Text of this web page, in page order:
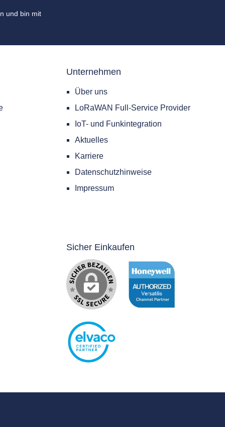
und bin mit
Unternehmen
Über uns
LoRaWAN Full-Service Provider
IoT- und Funkintegration
Aktuelles
Karriere
Datenschutzhinweise
Impressum
Sicher Einkaufen